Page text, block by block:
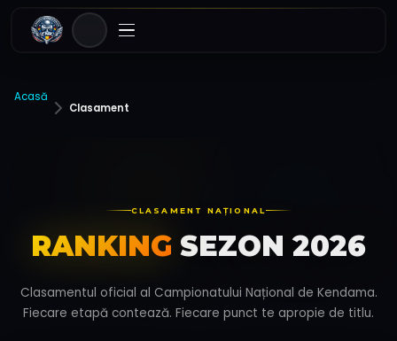
Acasă
Clasament
CLASAMENT NAȚIONAL
RANKING SEZON 2026
Clasamentul oficial al Campionatului Național de Kendama.
Fiecare etapă contează. Fiecare punct te apropie de titlu.